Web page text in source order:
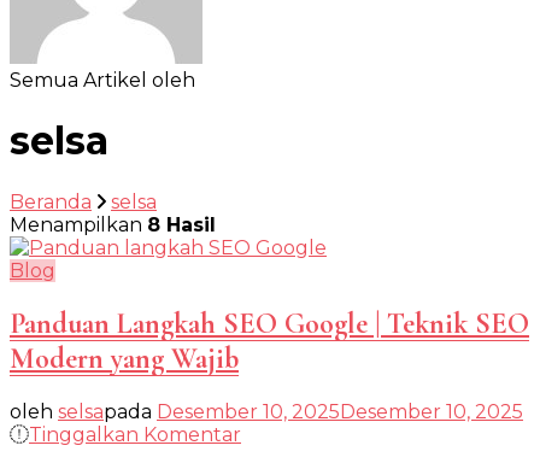
Semua Artikel oleh
selsa
Beranda
selsa
Menampilkan 8 Hasil
Blog
Panduan Langkah SEO Google | Teknik SEO
Modern yang Wajib
oleh selsapada Desember 10, 2025Desember 10, 2025
Tinggalkan Komentar